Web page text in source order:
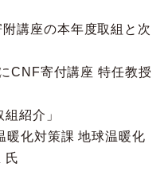
講座の本年度取組と次
寄付講座 特任教授
紹介」
化対策課 地球温暖化
氏